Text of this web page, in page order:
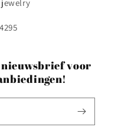
nieuwsbrief voor